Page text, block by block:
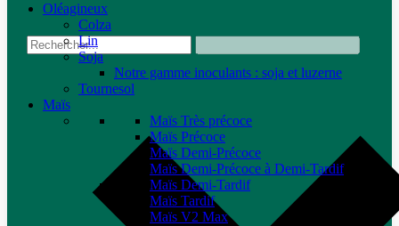
Oléagineux
Colza
Lin
Soja
Notre gamme inoculants : soja et luzerne
Tournesol
Maïs
Maïs Très précoce
Maïs Précoce
Maïs Demi-Précoce
Maïs Demi-Précoce à Demi-Tardif
Maïs Demi-Tardif
Maïs Tardif
Maïs V2 Max